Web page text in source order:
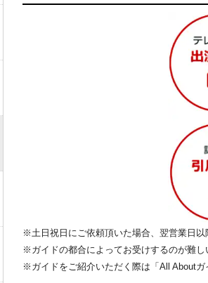
※土日祝日にご依頼頂いた場合、翌営業日以
※ガイドの都合によってお受けするのが難し
※ガイドをご紹介いただく際は「All Aboutガ